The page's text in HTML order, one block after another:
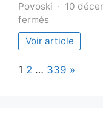
Povoski 10
fermés
Quelle
est
durée
Voir article
Page:
1 2 … 339 Next
»